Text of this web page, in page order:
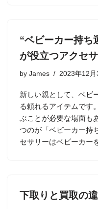
“ベビーカー持ち
が役立つアクセ
by James 2023年12月
新しい親として、ベビ
る頼れるアイテムです
ぶことが必要な場面も
つのが「ベビーカー持
セサリーはベビーカー
下取りと買取の